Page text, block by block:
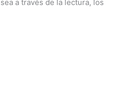
a través de la lectura, los